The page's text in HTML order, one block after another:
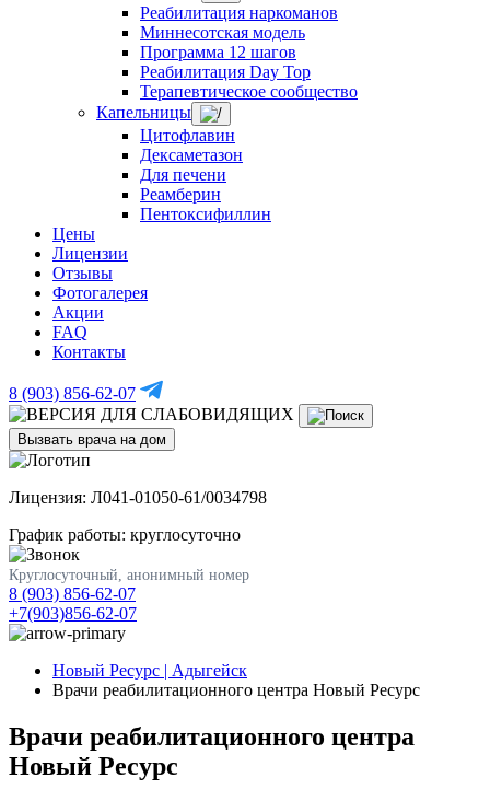
Реабилитация наркоманов
Миннесотская модель
Программа 12 шагов
Реабилитация Day Top
Терапевтическое сообщество
Капельницы
Цитофлавин
Дексаметазон
Для печени
Реамберин
Пентоксифиллин
Цены
Лицензии
Отзывы
Фотогалерея
Акции
FAQ
Контакты
8 (903) 856-62-07
Вызвать врача на дом
Лицензия: Л041-01050-61/0034798
График работы: круглосуточно
Круглосуточный, анонимный номер
8 (903) 856-62-07
+7(903)856-62-07
Новый Ресурс | Адыгейск
Врачи реабилитационного центра Новый Ресурс
Врачи реабилитационного центра
Новый Ресурс